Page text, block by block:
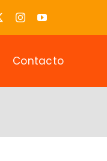
Contacto